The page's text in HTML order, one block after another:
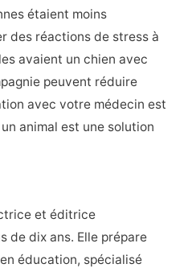
étaient moins
des réactions de stress à
avaient un chien avec
peuvent réduire
avec votre médecin est
animal est une solution
et éditrice
de dix ans. Elle prépare
éducation, spécialisé